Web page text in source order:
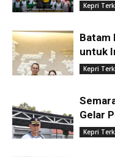
Kepri
Batam
untuk
Kepri
Gelar
Kepri